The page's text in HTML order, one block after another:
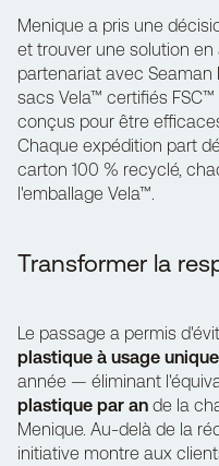
Menique a pris une
et trouver une solution
partenariat avec Seaman
sacs Vela™ certifiés
conçus pour être
Chaque expédition part
carton 100 % recyclé,
l'emballage Vela™.
Transformer la
Le passage a permis
plastique à usage unique
année — éliminant
plastique par an de la
Menique. Au-delà de la
initiative montre aux